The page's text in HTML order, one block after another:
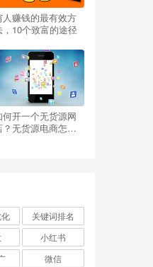
人赚钱的最有效方
，10个致富的途径
何开一个无货源网
？无货源电商怎么
关键词排名
小红书
微信